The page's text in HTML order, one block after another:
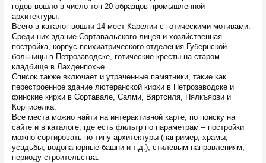
годов вошло в число топ-20 образцов промышленной
архитектуры.
Всего в каталог вошли 14 мест Карелии с готическими мотивами.
Среди них здание Сортавальского лицея и хозяйственная
постройка, корпус психиатрического отделения Губернской
больницы в Петрозаводске, готические кресты на старом
кладбище в Лахденпохье.
Список также включает и утраченные памятники, такие как
перестроенное здание лютеранской кирхи в Петрозаводске и
финские кирхи в Сортавале, Салми, Вяртсиля, Пялкъярви и
Корписелка.
Все места можно найти на интерактивной карте, по поиску на
сайте и в каталоге, где есть фильтр по параметрам – постройки
можно сортировать по типу архитектуры (например, храмы,
усадьбы, водонапорные башни и т.д.), стилевым направлениям,
периоду строительства.